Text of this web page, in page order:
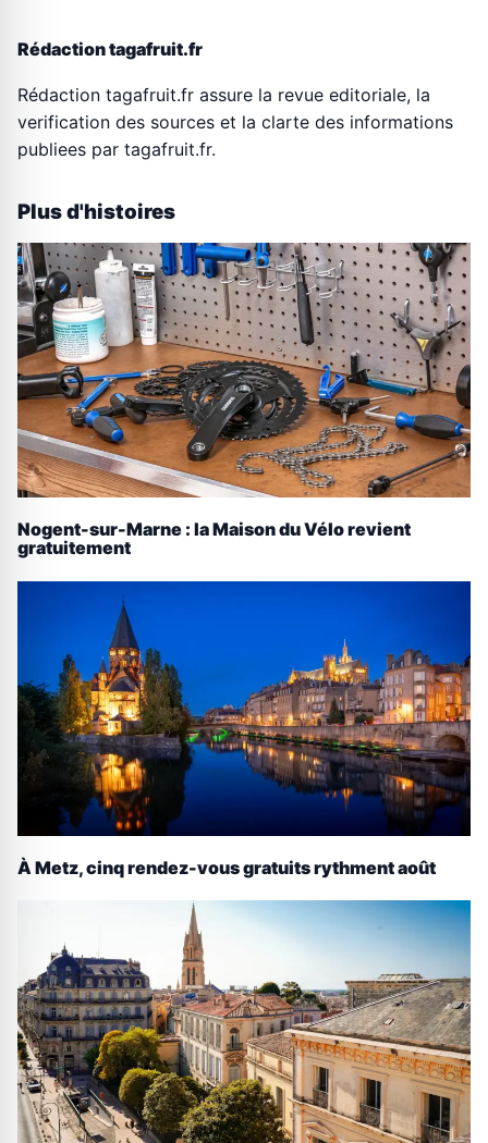
Rédaction tagafruit.fr
Rédaction tagafruit.fr assure la revue editoriale, la
verification des sources et la clarte des informations
publiees par tagafruit.fr.
Plus d'histoires
Nogent-sur-Marne : la Maison du Vélo revient
gratuitement
À Metz, cinq rendez-vous gratuits rythment août